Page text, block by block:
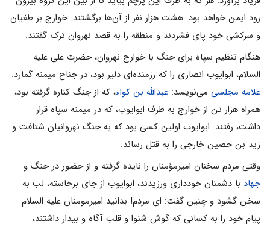
رود ایمن خواهد بود. هشت هزار نفر از آن‌ها برگشتند. خوارج بر طغیان
و سرکشی خود پای فشردند و منطقه را به قصد نهروان ترک گفتند.
هنگام تنظیم سپاه برای جنگ با خوارج نهروان، حضرت علی علیه
السلام، ابوایوب انصاری را که رزمنده‌ای دلیر بود، در جناح میمنه گمارد.
علامه مجلسی می‌‌نویسد: عبدالله بن کواء، که از جنگ کناره گرفته بود،
همراه هزار تن از خوارج به طرف ابوایوب، که در میمنه سپاه قرار
داشت، رفتند. ابوایوب اولین کسی بود که به جنگ نهروانیان شتافت و
زید بن حصین خارجی را به قتل رساند.
وقتی مردم سخنان امیرمؤمنان را نایده گرفته و از حضور در جنگ و
جهاد با دشمنان خودداری ورزیدند، ابوایوب از جای برخاسته، لب به
سخن گشود و چنین گفت: ای مردم! بدانید امیرمومنان علیه السلام
پیام خود را به کسانی که گوش شنوا و قلب آگاه و بیدار داشتند،